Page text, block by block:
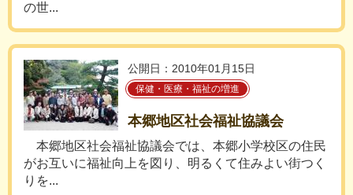
の世...
公開日：2010年01月15日
保健・医療・福祉の増進
本郷地区社会福祉協議会
本郷地区社会福祉協議会では、本郷小学校区の住民
がお互いに福祉向上を図り、明るくて住みよい街つく
りを...